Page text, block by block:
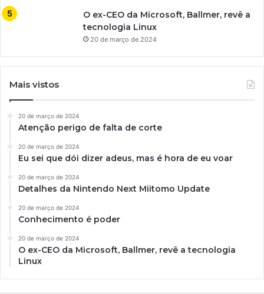
O ex-CEO da Microsoft, Ballmer, revê a
tecnologia Linux
20 de março de 2024
Mais vistos
20 de março de 2024
Atenção perigo de falta de corte
20 de março de 2024
Eu sei que dói dizer adeus, mas é hora de eu voar
20 de março de 2024
Detalhes da Nintendo Next Miitomo Update
20 de março de 2024
Conhecimento é poder
20 de março de 2024
O ex-CEO da Microsoft, Ballmer, revê a tecnologia
Linux